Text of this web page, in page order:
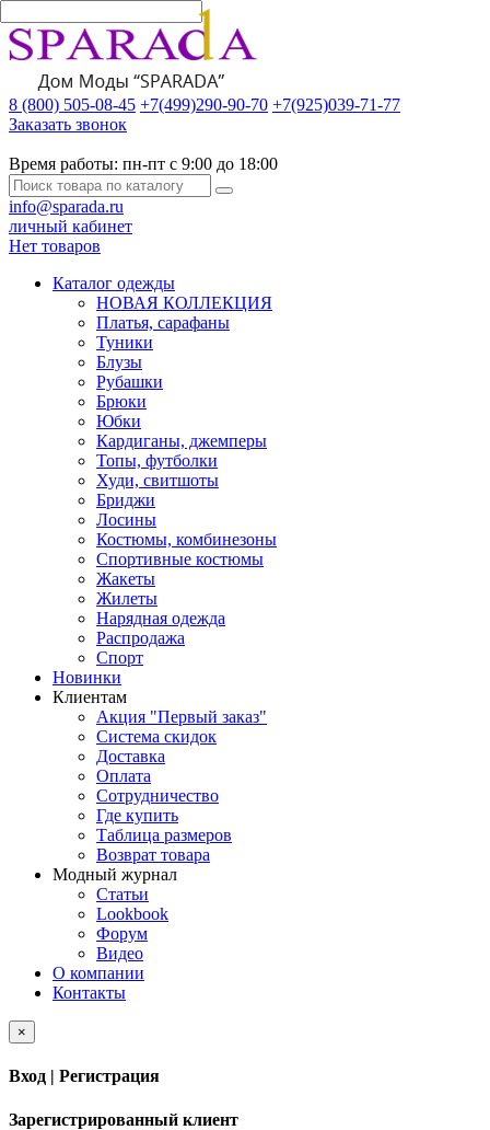
8 (800) 505-08-45 +7(499)290-90-70 +7(925)039-71-77
Заказать звонок
Время работы: пн-пт с 9:00 до 18:00
info@sparada.ru
личный кабинет
Нет товаров
Каталог одежды
НОВАЯ КОЛЛЕКЦИЯ
Платья, сарафаны
Туники
Блузы
Рубашки
Брюки
Юбки
Кардиганы, джемперы
Топы, футболки
Худи, свитшоты
Бриджи
Лосины
Костюмы, комбинезоны
Спортивные костюмы
Жакеты
Жилеты
Нарядная одежда
Распродажа
Спорт
Новинки
Клиентам
Акция "Первый заказ"
Система скидок
Доставка
Оплата
Сотрудничество
Где купить
Таблица размеров
Возврат товара
Модный журнал
Статьи
Lookbook
Форум
Видео
О компании
Контакты
×
Вход | Регистрация
Зарегистрированный клиент